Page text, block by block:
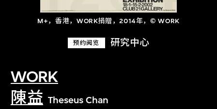
M+，香港，WORK捐贈，2014年，© WORK
预约阅览 研究中心
WORK
陳益 Theseus Chan